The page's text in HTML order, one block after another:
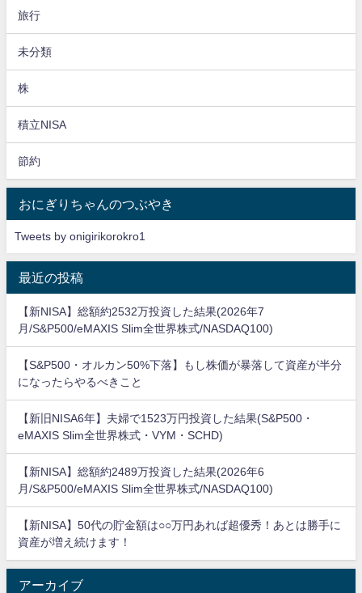
旅行
未分類
株
積立NISA
節約
おにぎりちゃんのつぶやき
Tweets by onigirikorokro1
最近の投稿
【新NISA】総額約2532万投資した結果(2026年7
月/S&P500/eMAXIS Slim全世界株式/NASDAQ100)
【S&P500・オルカン50%下落】もし株価が暴落して資産が半分
になったらやるべきこと
【新旧NISA6年】夫婦で1523万円投資した結果(S&P500・
eMAXIS Slim全世界株式・VYM・SCHD)
【新NISA】総額約2489万投資した結果(2026年6
月/S&P500/eMAXIS Slim全世界株式/NASDAQ100)
【新NISA】50代の貯金額は○○万円あれば超優秀！あとは勝手に
資産が増え続けます！
アーカイブ